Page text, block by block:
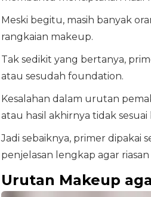
Meski begitu, masih banyak
rangkaian makeup.
Tak sedikit yang bertanya,
atau sesudah foundation.
Kesalahan dalam urutan
atau hasil akhirnya tidak sesuai
Jadi sebaiknya, primer dipakai
penjelasan lengkap agar
Urutan Makeup